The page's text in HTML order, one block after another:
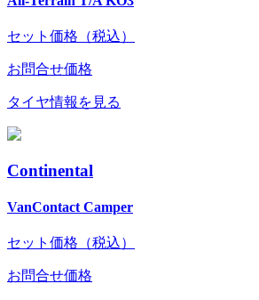
セット価格（税込）
お問合せ価格
タイヤ情報を見る
Continental
VanContact Camper
セット価格（税込）
お問合せ価格